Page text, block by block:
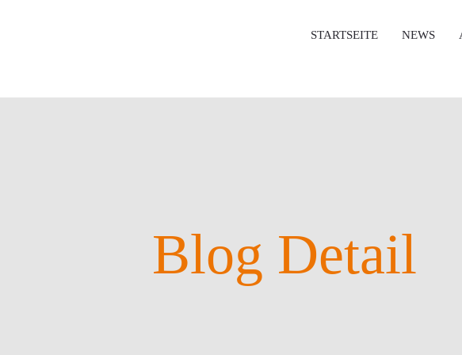
STARTSEITE NEWS
Blog Detail